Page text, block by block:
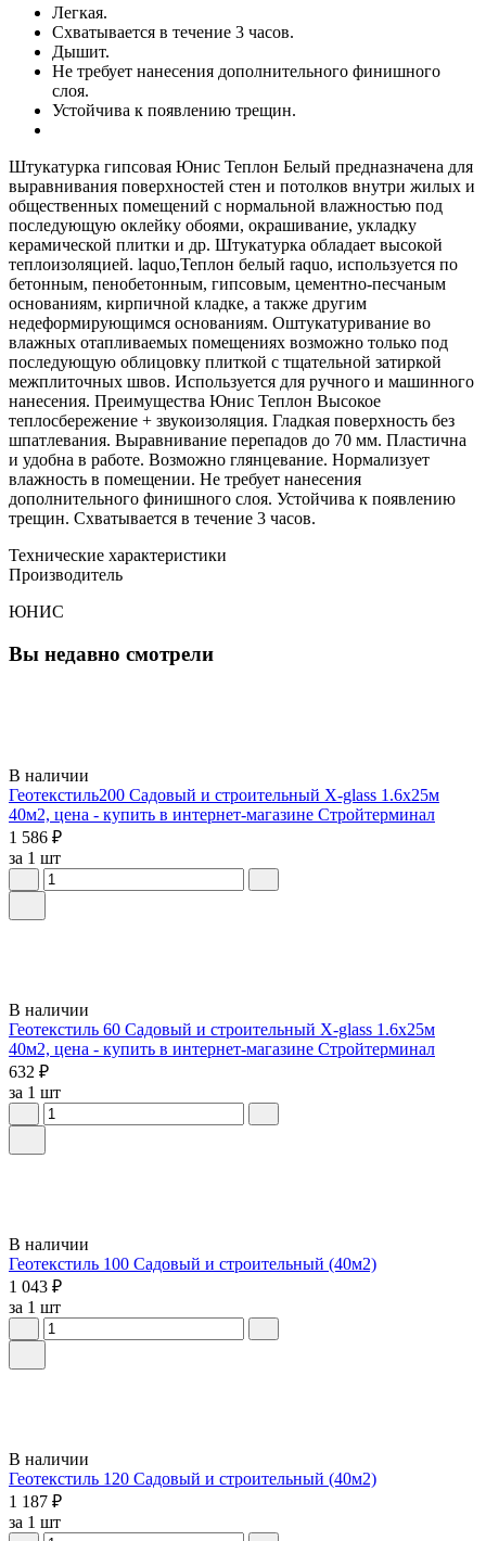
Легкая.
Схватывается в течение 3 часов.
Дышит.
Не требует нанесения дополнительного финишного
слоя.
Устойчива к появлению трещин.
Штукатурка гипсовая Юнис Теплон Белый предназначена для
выравнивания поверхностей стен и потолков внутри жилых и
общественных помещений с нормальной влажностью под
последующую оклейку обоями, окрашивание, укладку
керамической плитки и др. Штукатурка обладает высокой
теплоизоляцией. laquo,Теплон белый raquo, используется по
бетонным, пенобетонным, гипсовым, цементно-песчаным
основаниям, кирпичной кладке, а также другим
недеформирующимся основаниям. Оштукатуривание во
влажных отапливаемых помещениях возможно только под
последующую облицовку плиткой с тщательной затиркой
межплиточных швов. Используется для ручного и машинного
нанесения. Преимущества Юнис Теплон Высокое
теплосбережение + звукоизоляция. Гладкая поверхность без
шпатлевания. Выравнивание перепадов до 70 мм. Пластична
и удобна в работе. Возможно глянцевание. Нормализует
влажность в помещении. Не требует нанесения
дополнительного финишного слоя. Устойчива к появлению
трещин. Схватывается в течение 3 часов.
Технические характеристики
Производитель
ЮНИС
Вы недавно смотрели
В наличии
Геотекстиль200 Садовый и строительный X-glass 1.6х25м
40м2, цена - купить в интернет-магазине Стройтерминал
1 586 ₽
за 1 шт
В наличии
Геотекстиль 60 Садовый и строительный X-glass 1.6х25м
40м2, цена - купить в интернет-магазине Стройтерминал
632 ₽
за 1 шт
В наличии
Геотекстиль 100 Садовый и строительный (40м2)
1 043 ₽
за 1 шт
В наличии
Геотекстиль 120 Садовый и строительный (40м2)
1 187 ₽
за 1 шт